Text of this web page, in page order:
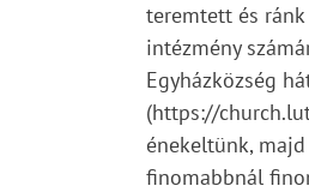
teremtett és
intézmény
Egyházközség
(https://
énekeltünk,
finomabbnál